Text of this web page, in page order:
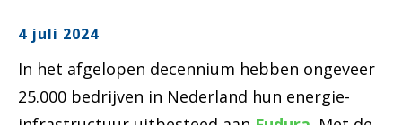
4 juli 2024
In het afgelopen decennium hebben ongeveer
25.000 bedrijven in Nederland hun energie-